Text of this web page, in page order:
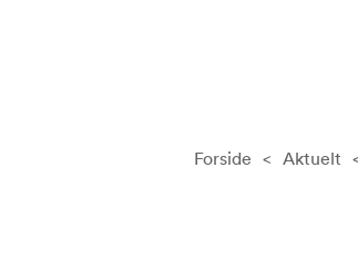
Forside < Aktuelt